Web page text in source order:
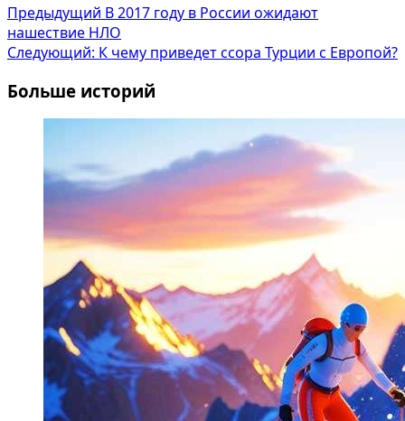
Навигация
записи
Предыдущий В 2017 году в России ожидают
нашествие НЛО
Следующий: К чему приведет ссора Турции с Европой?
Больше историй